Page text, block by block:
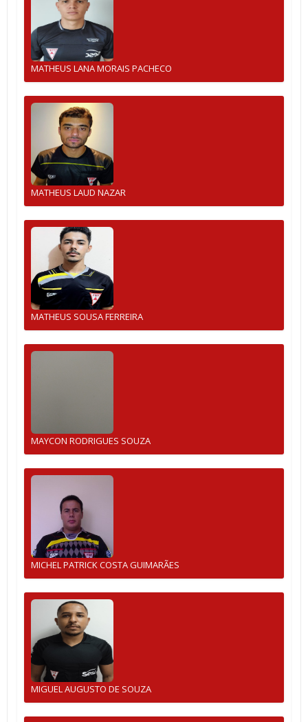
MATHEUS LANA MORAIS PACHECO
MATHEUS LAUD NAZAR
MATHEUS SOUSA FERREIRA
MAYCON RODRIGUES SOUZA
MICHEL PATRICK COSTA GUIMARÃES
MIGUEL AUGUSTO DE SOUZA